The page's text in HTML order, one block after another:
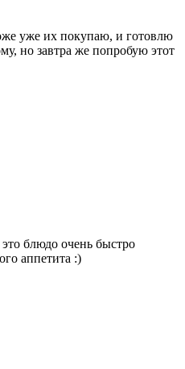
уже их покупаю, и готовлю
но завтра же попробую этот
блюдо очень быстро
аппетита :)